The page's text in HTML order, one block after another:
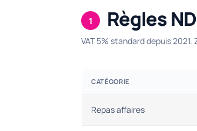
1 Règles
VAT 5% standard depuis
CATÉGORIE
Repas affaires